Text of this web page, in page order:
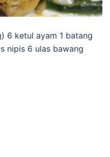
6 ketul ayam 1 batang
nipis 6 ulas bawang